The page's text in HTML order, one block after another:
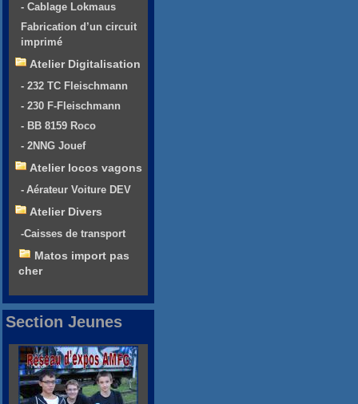
- Cablage Lokmaus
Fabrication d’un circuit
imprimé
Atelier Digitalisation
- 232 TC Fleischmann
- 230 F-Fleischmann
- BB 8159 Roco
- 2NNG Jouef
Atelier locos vagons
- Aérateur Voiture DEV
Atelier Divers
-Caisses de transport
Matos import pas
cher
Section Jeunes